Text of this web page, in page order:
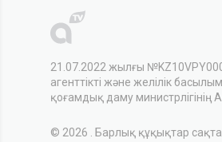
21.07.2022 жылғы
агенттікті және желілік
қоғамдық даму министрлігінің
© 2026 . Барлық құқықтар